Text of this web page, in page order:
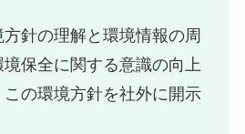
針の理解と環境情報の周
保全に関する意識の向上
の環境方針を社外に開示